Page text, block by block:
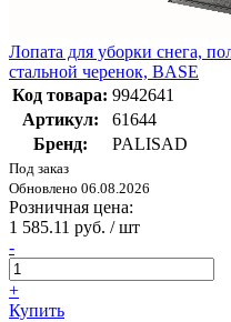
Лопата для уборки снега,
стальной черенок, BASE
Код товара: 9942641
Артикул:
61644
Бренд:
PALISAD
Под заказ
Обновлено 06.08.2026
Розничная цена:
1 585.11 руб. / шт
-
+
Купить